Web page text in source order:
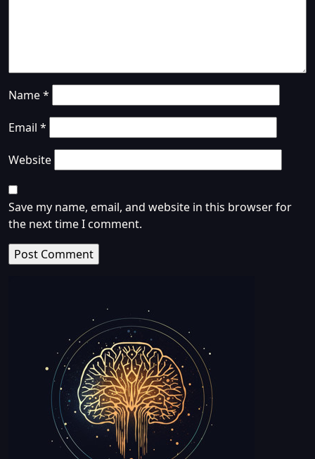
Name*
Email *
Website
Save my name, email, and website in this browser for
the next time I comment.